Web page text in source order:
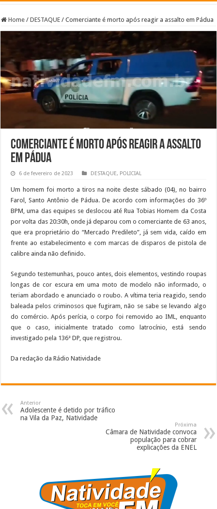
Home / DESTAQUE / Comerciante é morto após reagir a assalto em Pádua
Comerciante é morto após reagir a assalto
em Pádua
6 de fevereiro de 2023 DESTAQUE, POLICIAL
Um homem foi morto a tiros na noite deste sábado (04), no bairro
Farol, Santo Antônio de Pádua. De acordo com informações do 36º
BPM, uma das equipes se deslocou até Rua Tobias Homem da Costa
por volta das 20:30h, onde já deparou com o comerciante de 63 anos,
que era proprietário do “Mercado Predileto”, já sem vida, caído em
frente ao estabelecimento e com marcas de disparos de pistola de
calibre ainda não definido.
Segundo testemunhas, pouco antes, dois elementos, vestindo roupas
longas de cor escura em uma moto de modelo não informado, o
teriam abordado e anunciado o roubo. A vítima teria reagido, sendo
baleada pelos criminosos que fugiram, não se sabe se levando algo
do comércio. Após perícia, o corpo foi removido ao IML, enquanto
que o caso, inicialmente tratado como latrocínio, está sendo
investigado pela 136ª DP, que registrou.
Da redação da Rádio Natividade
Anterior
Adolescente é detido por tráfico
na Vila da Paz, Natividade
Próxima
Câmara de Natividade convoca
população para cobrar
explicações da ENEL